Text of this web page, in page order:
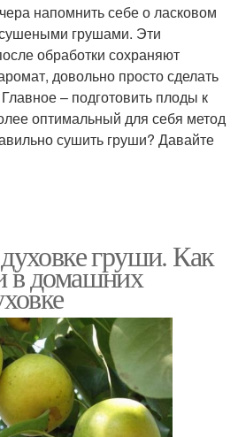
напомнить себе о ласковом
грушами. Эти
обработки сохраняют
довольно просто сделать
– подготовить плоды к
оптимальный для себя метод
сушить груши? Давайте
груши. Как
в домашних